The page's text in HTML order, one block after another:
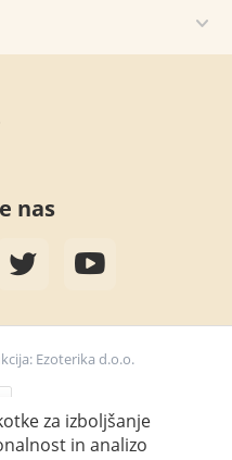
nas
Ezoterika d.o.o.
za izboljšanje
in analizo